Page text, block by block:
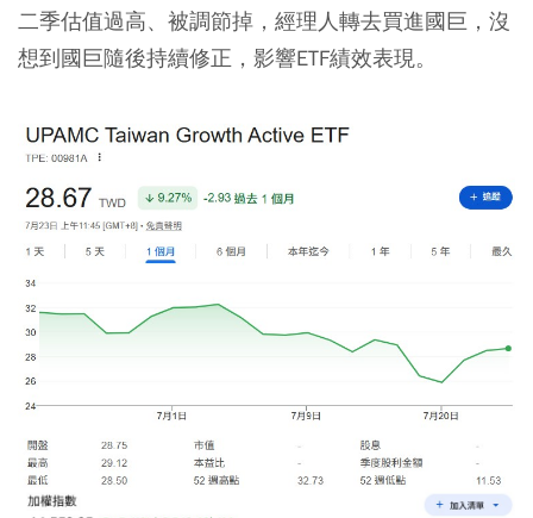
二季估值過高、被調節掉，經理人轉去買進國巨，沒
想到國巨隨後持續修正，影響ETF績效表現。